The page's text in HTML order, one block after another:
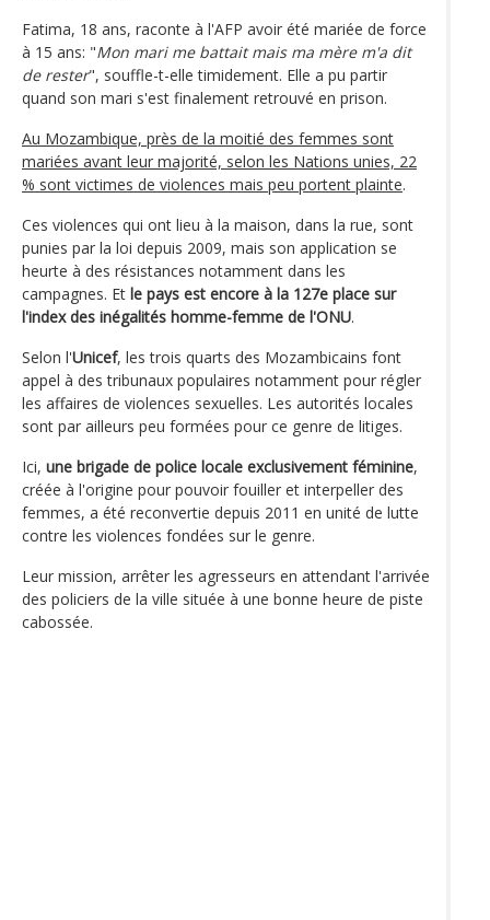
Fatima, 18 ans, raconte à l'AFP avoir été mariée de force
à 15 ans: "Mon mari me battait mais ma mère m'a dit
de rester", souffle-t-elle timidement. Elle a pu partir
quand son mari s'est finalement retrouvé en prison.
Au Mozambique, près de la moitié des femmes sont
mariées avant leur majorité, selon les Nations unies, 22
% sont victimes de violences mais peu portent plainte.
Ces violences qui ont lieu à la maison, dans la rue, sont
punies par la loi depuis 2009, mais son application se
heurte à des résistances notamment dans les
campagnes. Et le pays est encore à la 127e place sur
l'index des inégalités homme-femme de l'ONU.
Selon l'Unicef, les trois quarts des Mozambicains font
appel à des tribunaux populaires notamment pour régler
les affaires de violences sexuelles. Les autorités locales
sont par ailleurs peu formées pour ce genre de litiges.
Ici, une brigade de police locale exclusivement féminine,
créée à l'origine pour pouvoir fouiller et interpeller des
femmes, a été reconvertie depuis 2011 en unité de lutte
contre les violences fondées sur le genre.
Leur mission, arrêter les agresseurs en attendant l'arrivée
des policiers de la ville située à une bonne heure de piste
cabossée.